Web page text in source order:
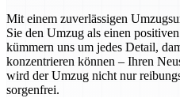
Mit einem zuverlässigen
Sie den Umzug als einen
kümmern uns um jedes Detail,
konzentrieren können – Ihren
wird der Umzug nicht nur
sorgenfrei.